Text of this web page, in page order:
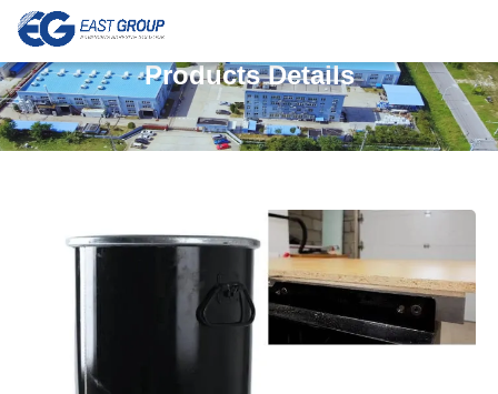
Products Details